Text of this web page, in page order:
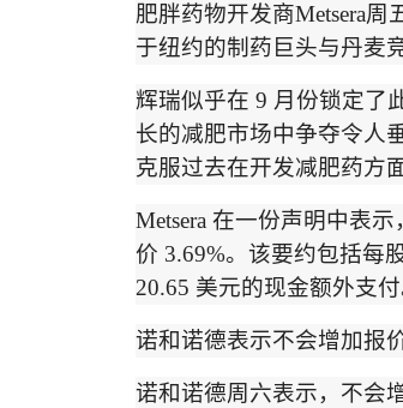
肥胖药物开发商Metsera周
于纽约的制药巨头与丹麦
辉瑞似乎在 9 月份锁定了
长的减肥市场中争夺令人
克服过去在开发减肥药方
Metsera 在一份声明中表示
价 3.69%。该要约包括每
20.65 美元的现金额外支付
诺和诺德表示不会增加报
诺和诺德周六表示，不会